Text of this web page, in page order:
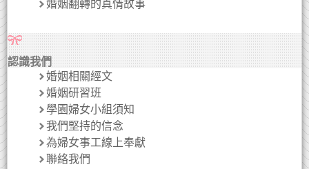
婚姻翻轉的真情故事
認識我們
婚姻相關經文
婚姻研習班
學園婦女小組須知
我們堅持的信念
為婦女事工線上奉獻
聯絡我們